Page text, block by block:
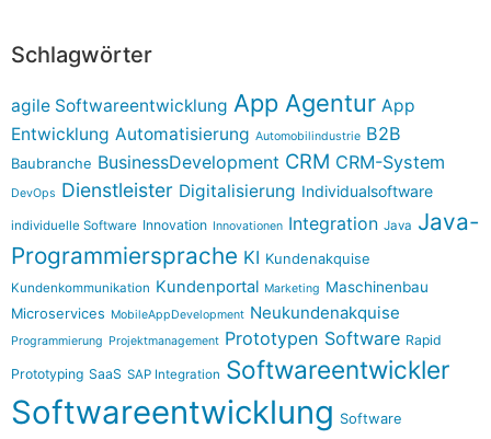
Schlagwörter
agile Softwareentwicklung App Agentur App
Entwicklung Automatisierung Automobilindustrie B2B
Baubranche BusinessDevelopment CRM CRM-System
DevOps Dienstleister Digitalisierung Individualsoftware
individuelle Software Innovation Innovationen Integration Java Java-
Programmiersprache KI Kundenakquise
Kundenkommunikation Kundenportal Marketing Maschinenbau
Microservices MobileAppDevelopment Neukundenakquise
Programmierung Projektmanagement Prototypen Software Rapid
Prototyping SaaS SAP Integration Softwareentwickler
Softwareentwicklung Software